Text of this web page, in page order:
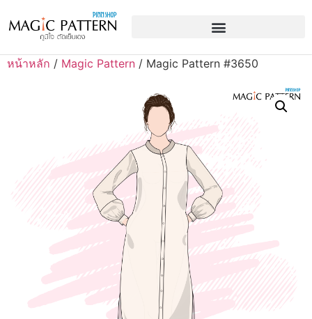
หน้าหลัก / Magic Pattern / Magic Pattern #3650